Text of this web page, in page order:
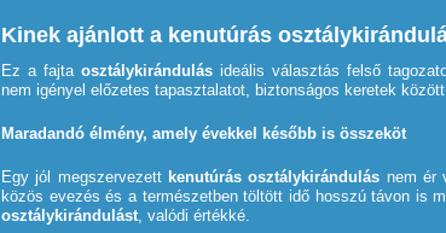
Kinek ajánlott a kenutúrás
Ez a fajta osztálykirándulásideális választás felső
nem igényel előzetes tapasztalatot, biztonságos keretek
Maradandó élmény, amely évekkel később is összeköt
Egy jól megszervezett kenutúrás osztálykirándulás nem ér
közös evezés és a természetben töltött idő hosszú távon is
osztálykirándulást, valódi értékké.